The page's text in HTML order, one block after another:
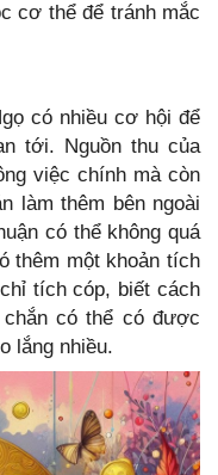
cơ thể để tránh mắc
có nhiều cơ hội để
tới. Nguồn thu của
việc chính mà còn
làm thêm bên ngoài
có thể không quá
thêm một khoản tích
tích cóp, biết cách
có thể có được
lắng nhiều.